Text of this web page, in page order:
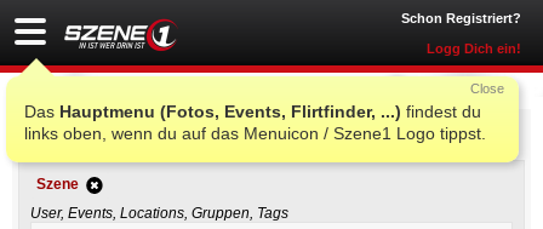
Schon Registriert?
Logg Dich ein!
Das Hauptmenu (Fotos, Events, Flirtfinder, ...) findest du
links oben, wenn du auf das Menuicon / Szene1 Logo tippst.
Close
Einfache Suche
Szene
User, Events, Locations, Gruppen, Tags